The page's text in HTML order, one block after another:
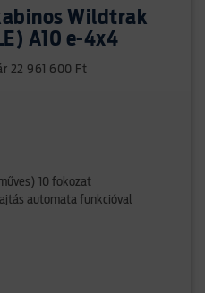
Wildtrak
A10 e-4x4
22 961 600 Ft
10 fokozat
automata funkcióval